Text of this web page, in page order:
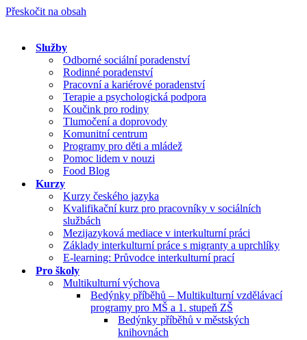
Přeskočit na obsah
Služby
Odborné sociální poradenství
Rodinné poradenství
Pracovní a kariérové poradenství
Terapie a psychologická podpora
Koučink pro rodiny
Tlumočení a doprovody
Komunitní centrum
Programy pro děti a mládež
Pomoc lidem v nouzi
Food Blog
Kurzy
Kurzy českého jazyka
Kvalifikační kurz pro pracovníky v sociálních
službách
Mezijazyková mediace v interkulturní práci
Základy interkulturní práce s migranty a uprchlíky
E-learning: Průvodce interkulturní prací
Pro školy
Multikulturní výchova
Bedýnky příběhů – Multikulturní vzdělávací
programy pro MŠ a 1. stupeň ZŠ
Bedýnky příběhů v městských
knihovnách